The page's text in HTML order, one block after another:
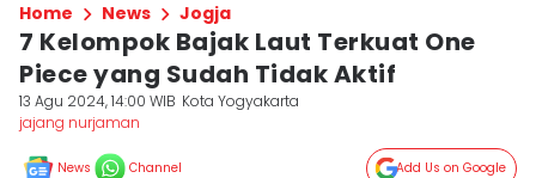
Home News Jogja
7 Kelompok Bajak Laut Terkuat One
Piece yang Sudah Tidak Aktif
13 Agu 2024, 14:00 WIB Kota Yogyakarta
jajang nurjaman
News Channel Add Us on Google